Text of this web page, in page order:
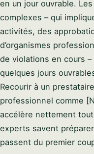
en un jour ouvrable.
complexes – qui
activités, des
d’organismes
de violations en cours
quelques jours
Recourir à un
professionnel comme
accélère nettement
experts savent
passent du premier